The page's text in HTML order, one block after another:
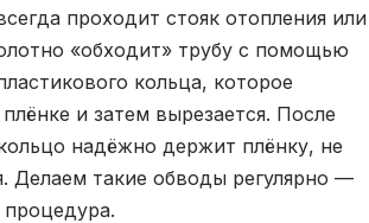
проходит стояк отопления или
«обходит» трубу с помощью
кольца, которое
и затем вырезается. После
надёжно держит плёнку, не
Делаем такие обводы регулярно —
процедура.